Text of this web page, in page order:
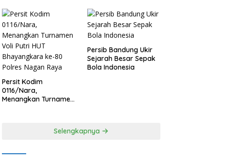
Persit Kodim
0116/Nara,
Menangkan Turnamen
Persib Bandung Ukir
Sejarah Besar Sepak
Bola Indonesia
Selengkapnya